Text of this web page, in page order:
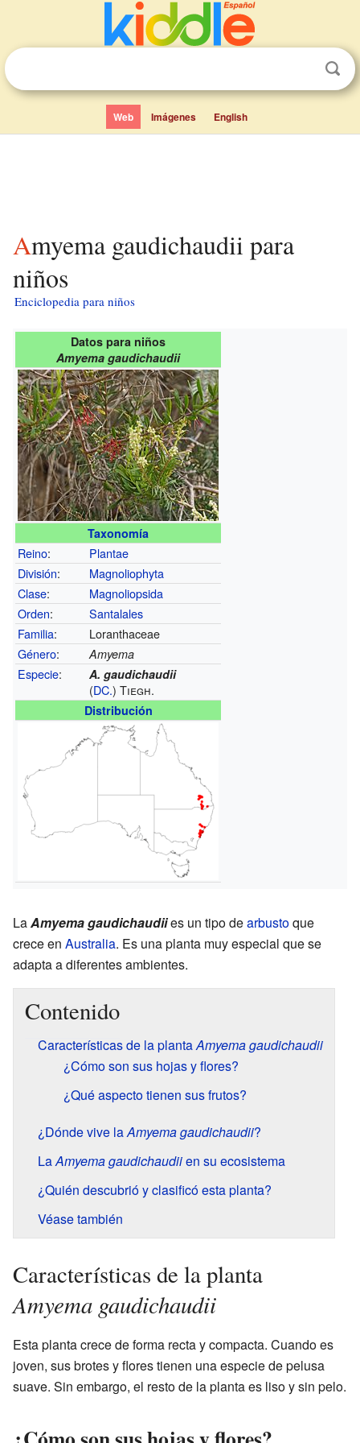
Web Imágenes English
Amyema gaudichaudii para
niños
Enciclopedia para niños
Datos para niños
Amyema gaudichaudii
Taxonomía
Reino:
Plantae
División:
Magnoliophyta
Clase:
Magnoliopsida
Orden:
Santalales
Familia:
Loranthaceae
Género: Amyema
Especie: A. gaudichaudii
(DC.) Tiegh.
Distribución
LaAmyema gaudichaudiies un tipo dearbustoque
crece en Australia. Es una planta muy especial que se
adapta a diferentes ambientes.
Contenido
Características de la plantaAmyema gaudichaudii
¿Cómo son sus hojas y flores?
¿Qué aspecto tienen sus frutos?
¿Dónde vive laAmyema gaudichaudii?
LaAmyema gaudichaudiien su ecosistema
¿Quién descubrió y clasificó esta planta?
Véase también
Características de la planta
Amyema gaudichaudii
Esta planta crece de forma recta y compacta. Cuando es
joven, sus brotes y flores tienen una especie de pelusa
suave. Sin embargo, el resto de la planta es liso y sin pelo.